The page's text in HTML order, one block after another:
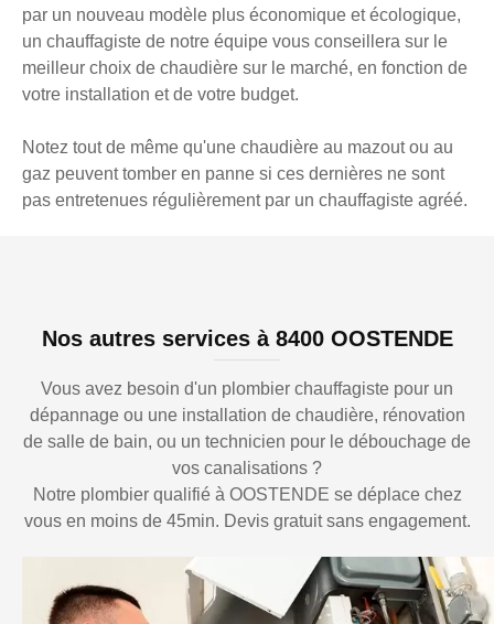
par un nouveau modèle plus économique et écologique,
un chauffagiste de notre équipe vous conseillera sur le
meilleur choix de chaudière sur le marché, en fonction de
votre installation et de votre budget.
Notez tout de même qu'une chaudière au mazout ou au
gaz peuvent tomber en panne si ces dernières ne sont
pas entretenues régulièrement par un chauffagiste agréé.
Nos autres services à 8400 OOSTENDE
Vous avez besoin d'un plombier chauffagiste pour un
dépannage ou une installation de chaudière, rénovation
de salle de bain, ou un technicien pour le débouchage de
vos canalisations ?
Notre plombier qualifié à OOSTENDE se déplace chez
vous en moins de 45min. Devis gratuit sans engagement.